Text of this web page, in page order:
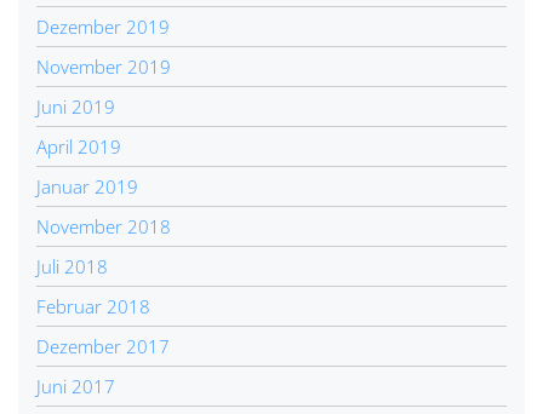
Dezember 2019
November 2019
Juni 2019
April 2019
Januar 2019
November 2018
Juli 2018
Februar 2018
Dezember 2017
Juni 2017